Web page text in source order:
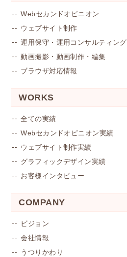
Webセカンドオピニオン
ウェブサイト制作
運用保守・運用コンサルティング
動画撮影・動画制作・編集
ブラウザ対応情報
WORKS
全ての実績
Webセカンドオピニオン実績
ウェブサイト制作実績
グラフィックデザイン実績
お客様インタビュー
COMPANY
ビジョン
会社情報
うつりかわり